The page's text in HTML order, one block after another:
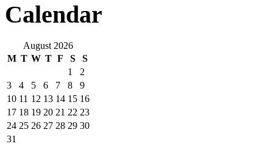
Calendar
August 2026
M T W T F S
S
1
2
3
4 5 6 7 8
9
10 11 12 13 14 15 16
17 18 19 20 21 22 23
24 25 26 27 28 29 30
31